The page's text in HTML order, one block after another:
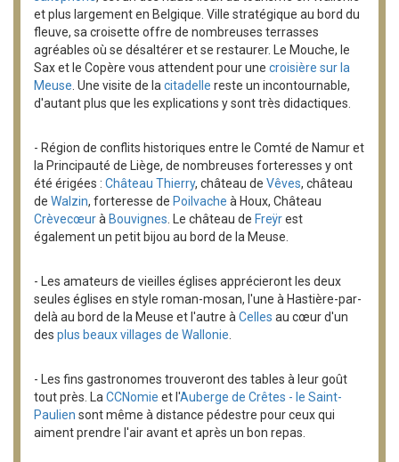
et plus largement en Belgique. Ville stratégique au bord du
fleuve, sa croisette offre de nombreuses terrasses
agréables où se désaltérer et se restaurer. Le Mouche, le
Sax et le Copère vous attendent pour une croisière sur la
Meuse . Une visite de la citadelle reste un incontournable,
d'autant plus que les explications y sont très didactiques.
- Région de conflits historiques entre le Comté de Namur et
la Principauté de Liège, de nombreuses forteresses y ont
été érigées : Château Thierry, château de Vêves, château
de Walzin, forteresse de Poilvache à Houx, Château
Crèvecœurà Bouvignes . Le château de Freÿrest
également un petit bijou au bord de la Meuse.
- Les amateurs de vieilles églises apprécieront les deux
seules églises en style roman-mosan, l'une à Hastière-par-
delà au bord de la Meuse et l'autre à Celles au cœur d'un
des plus beaux villages de Wallonie
- Les fins gastronomes trouveront des tables à leur goût
tout près. La CCNomie et l'Auberge de Crêtes - le Saint-
Paulien sont même à distance pédestre pour ceux qui
aiment prendre l'air avant et après un bon repas.